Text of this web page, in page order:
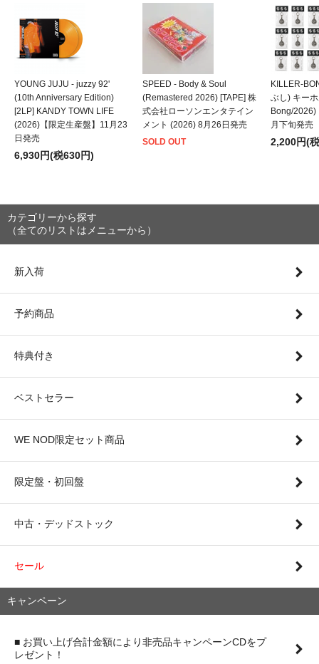
YOUNG JUJU - juzzy 92'
(10th Anniversary Edition)
[2LP] KANDY TOWN LIFE
(2026)【限定生産盤】11月23
日発売
6,930円(税630円)
SPEED - Body & Soul
(Remastered 2026) [TAPE] 株
式会社ローソンエンタテイン
メント (2026) 8月26日発売
SOLD OUT
KILLER-
ぶし) キー
Bong/2026)
月下旬発売
2,200円(
カテゴリーから探す
（全てのリストはメニューから）
新入荷
予約商品
特典付き
ベストセラー
WE NOD限定セット商品
限定盤・初回盤
中古・デッドストック
セール
キャンペーン
■ お買い上げ合計金額により非売品キャンペーンCDをプ
レゼント！